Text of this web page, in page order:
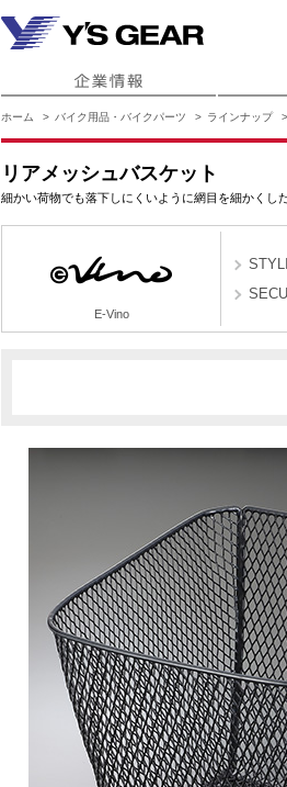
ホーム バイク用品・バイクパーツ ラインナップ
リアメッシュバスケット
細かい荷物でも落下しにくいように網目を細かくし
E-Vino